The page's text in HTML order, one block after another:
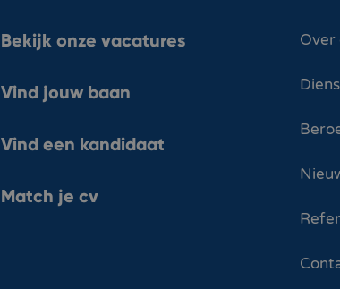
Bekijk onze vacatures
Vind jouw baan
Vind een kandidaat
Match je cv
Over